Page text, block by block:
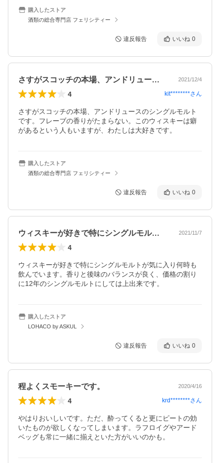
購入したストア
酒類の総合専門店 フェリシティー
違反報告 いいね 0
さすがスコッチの本場、アンドリュースの… 2021/12/4
4 kit********さん
さすがスコッチの本場、アンドリュースのシングルモルト
です。フレーブの香りがたまらない。このウィスキーは癖
があるという人もいますが、わたしは大好きです。
購入したストア
酒類の総合専門店 フェリシティー
違反報告 いいね 0
ウィスキーが好きで特にシングルモルトが… 2021/11/7
4
ウィスキーが好きで特にシングルモルトが気に入り何時も
飲んでいます。香りと後味のバランスが良く、価格の割り
に12年のシングルモルトにしては上出来です。
購入したストア
LOHACO by ASKUL
違反報告 いいね 0
程よくスモーキーです。 2020/4/16
4 krd********さん
やはりおいしいです。ただ、酔ってくると更にピートの効
いたものが欲しくなってしまいます。ラフロイグやアード
ベッグも常に一緒に揃えといた方がいいのかも。